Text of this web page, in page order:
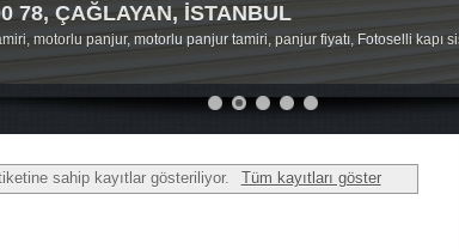
78, ÇAĞLAYAN, İSTANBUL
motorlu panjur, motorlu panjur tamiri, panjur fiyatı, Fotoselli kapı
sahip kayıtlar gösteriliyor. Tüm kayıtları göster